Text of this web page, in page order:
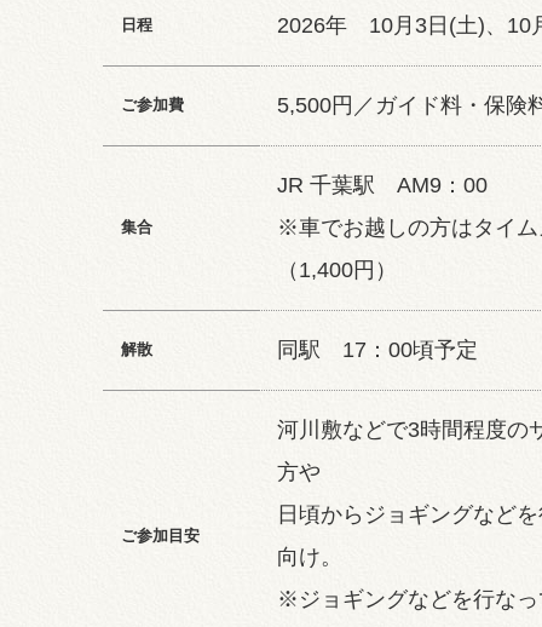
日程 2026年 10月3日(土)、10
ご参加費 5,500円／ガイド料・保険
集合
JR 千葉駅 AM9：00
※車でお越しの方はタイ
（1,400円）
解散 同駅 17：00頃予定
ご参加目安
河川敷などで3時間程度の
方や
日頃からジョギングなど
向け。
※ジョギングなどを行な